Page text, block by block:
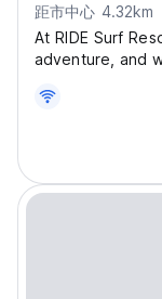
距市中心 4.32km
At RIDE Surf
adventure, and
surf
family, or